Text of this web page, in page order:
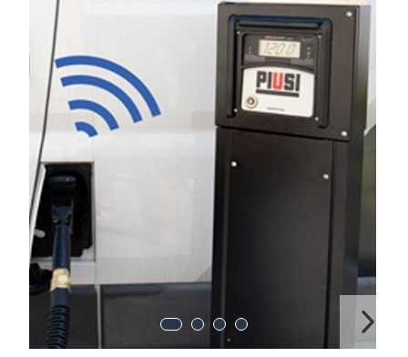
Rezervoare stationare
supraterane din plastic
Rezervoare stationare
supraterane din tabla
Rezervoare stationare
subterane
Rezervoare fertilizanti